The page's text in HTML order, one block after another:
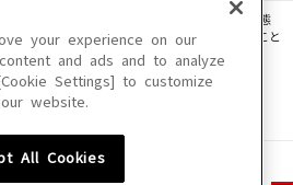
文章・画像・写真・動画・音声等を、手段や形態
超えて無断で複製、転載、ファイル化などすること
ご利用いただけない場合があります。
内容が変更になる場合があります。
your experience on our
and ads and to analyze
Settings] to customize
website.
All Cookies